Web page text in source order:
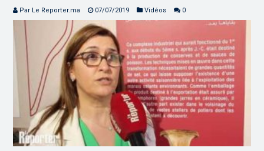
Par Le Reporter.ma 07/07/2019 Vidéos 0